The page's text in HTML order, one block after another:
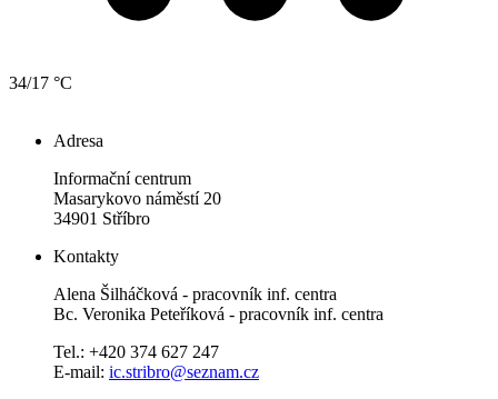
34/17 °C
Adresa
Informační centrum
Masarykovo náměstí 20
34901 Stříbro
Kontakty
Alena Šilháčková - pracovník inf. centra
Bc. Veronika Peteříková - pracovník inf. centra
Tel.: +420 374 627 247
E-mail: ic.stribro@seznam.cz